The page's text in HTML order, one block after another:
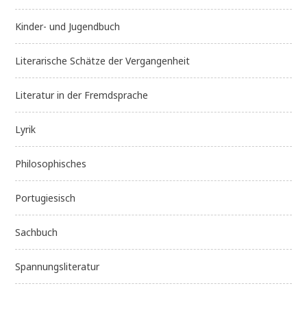
Kinder- und Jugendbuch
Literarische Schätze der Vergangenheit
Literatur in der Fremdsprache
Lyrik
Philosophisches
Portugiesisch
Sachbuch
Spannungsliteratur